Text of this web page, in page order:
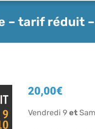
tarif réduit
20,00€
Vendredi 9et